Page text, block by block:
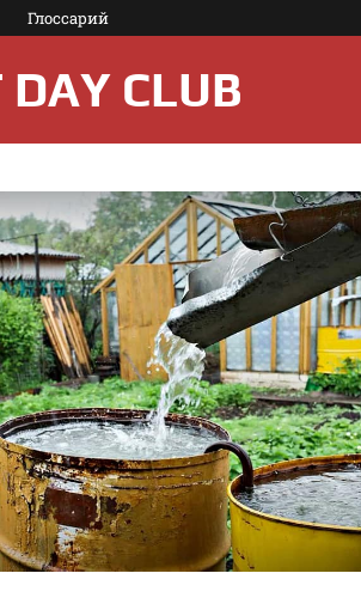
Глоссарий
DAY CLUB